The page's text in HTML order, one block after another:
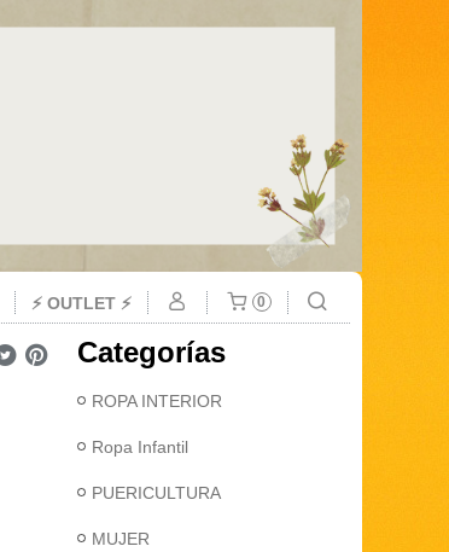
⚡ OUTLET ⚡ 0
Categorías
ROPA INTERIOR
Ropa Infantil
PUERICULTURA
MUJER